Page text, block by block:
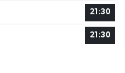
21:30
21:30